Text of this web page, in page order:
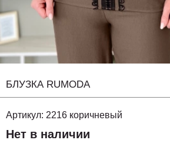
БЛУЗКА RUMODA
Артикул: 2216 коричневый
Нет в наличии